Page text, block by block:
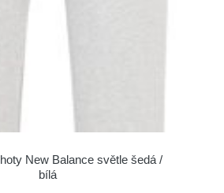
New Balance světle šedá /
bílá